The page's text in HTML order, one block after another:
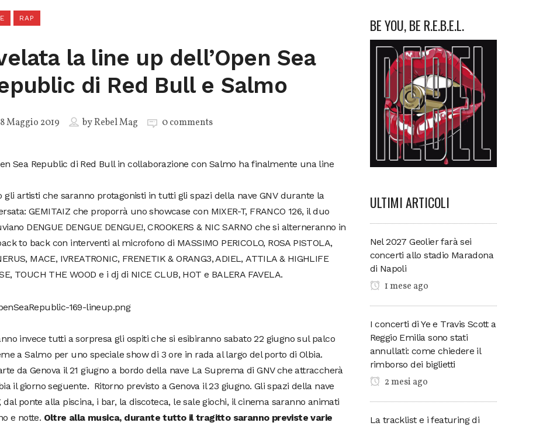
RAP
la line up dell’Open Sea
di Red Bull e Salmo
Maggio 2019 byRebel Mag 0 comments
Sea Republic di Red Bull in collaborazione con Salmo ha finalmente una line
gli artisti che saranno protagonisti in tutti gli spazi della nave GNV durante la
GEMITAIZ che proporrà uno showcase con MIXER-T, FRANCO 126, il duo
DENGUE DENGUE DENGUE!, CROOKERS & NIC SARNO che si alterneranno in
to back con interventi al microfono di MASSIMO PERICOLO, ROSA PISTOLA,
MACE, IVREATRONIC, FRENETIK & ORANG3, ADIEL, ATTILA & HIGHLIFE
TOUCH THE WOOD e i dj di NICE CLUB, HOT e BALERA FAVELA.
invece tutti a sorpresa gli ospiti che si esibiranno sabato 22 giugno sul palco
a Salmo per uno speciale show di 3 ore in rada al largo del porto di Olbia.
da Genova il 21 giugno a bordo della nave La Suprema di GNV che attraccherà
il giorno seguente. Ritorno previsto a Genova il 23 giugno. Gli spazi della nave
dal ponte alla piscina, i bar, la discoteca, le sale giochi, il cinema saranno animati
e notte. Oltre alla musica, durante tutto il tragitto saranno previste varie
BE YOU, BE R.E.B.E.L.
ULTIMI ARTICOLI
Nel 2027 Geolier farà sei
concerti allo stadio Maradona
di Napoli
1 mese ago
I concerti di Ye e Travis Scott a
Reggio Emilia sono stati
annullati: come chiedere il
rimborso dei biglietti
2 mesi ago
La tracklist e i featuring di